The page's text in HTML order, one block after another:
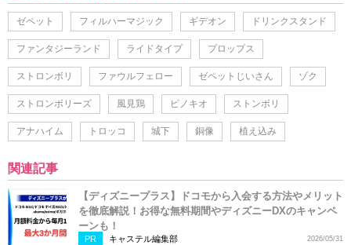
ゼペット フィルハーマジック ギデオン ドリンクスタンド
ファンタジーランド ライドタイプ プロップス
ストロンボリ ファウルフェロー ゼペットじいさん ゾク
ストロンボリーズ 風見鶏 ピノキオ ストンボリ
アナハイム トロッコ 城下 銅像 植え込み
関連記事
【ディズニープラス】ドコモから入会する方法やメリット
を徹底解説！お得な無料期間やディズニーDXのキャンペ
ーンも！
PR キャステル編集部 2026/05/31